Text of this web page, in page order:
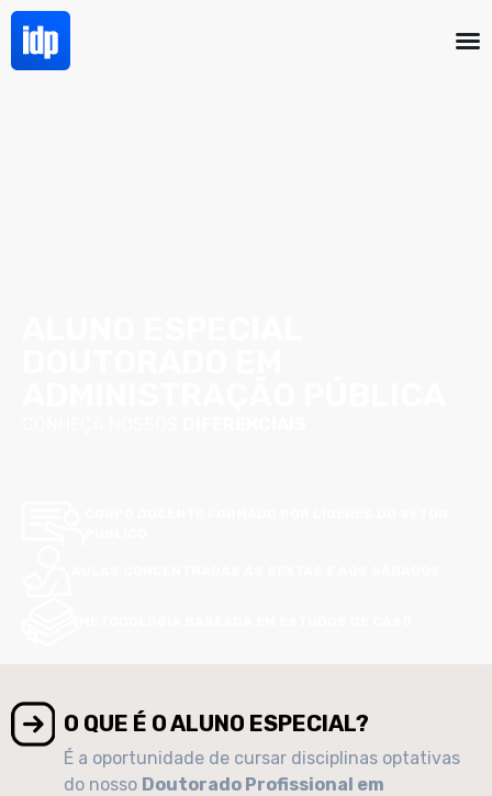
O QUE É O ALUNO ESPECIAL?
É a oportunidade de cursar disciplinas optativas
do nosso Doutorado Profissional em